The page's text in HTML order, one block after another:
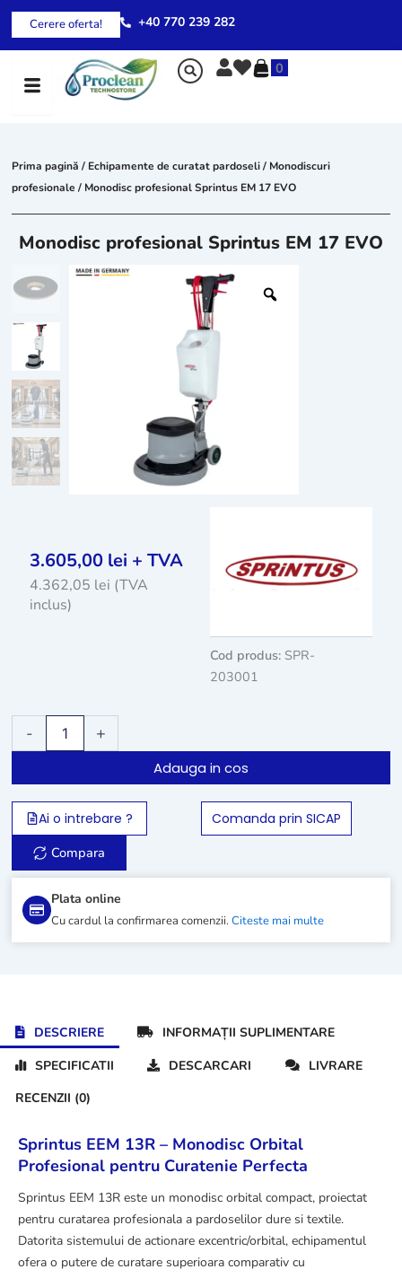
Skip
content
Cerere oferta! +40 770 239 282
0
Prima pagină / Echipamente de curatat pardoseli/ Monodiscuri
profesionale / Monodisc profesional Sprintus EM 17 EVO
Plata online
Cu cardul la confirmarea comenzii.Citeste mai multe
Monodisc profesional Sprintus EM 17 EVO
3.605,00 lei + TVA
4.362,05 lei (TVA
inclus)
Cod produs: SPR-
203001
-
Monodisc
EVO
+
Adauga in cos
Ai o intrebare ?
Comanda prin SICAP
Compara
DESCRIERE
INFORMAȚII SUPLIMENTARE
SPECIFICATII
DESCARCARI
LIVRARE
RECENZII (0)
Sprintus EEM 13R – Monodisc Orbital
Profesional pentru Curatenie Perfecta
Sprintus EEM 13R este un monodisc orbital compact, proiectat
pentru curatarea profesionala a pardoselilor dure si textile.
Datorita sistemului de actionare excentric/orbital, echipamentul
ofera o putere de curatare superioara comparativ cu